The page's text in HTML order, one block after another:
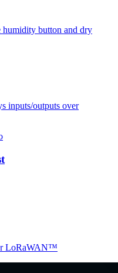
humidity button and dry
inputs/outputs over
LoRaWAN™